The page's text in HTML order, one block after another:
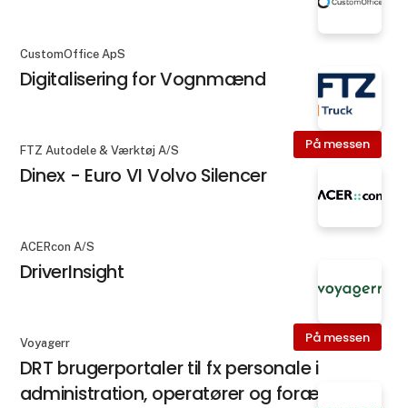
CustomOffice ApS
Digitalisering for Vognmænd
På messen
FTZ Autodele & Værktøj A/S
Dinex - Euro VI Volvo Silencer
ACERcon A/S
DriverInsight
På messen
Voyagerr
DRT brugerportaler til fx personale i
administration, operatører og forældre